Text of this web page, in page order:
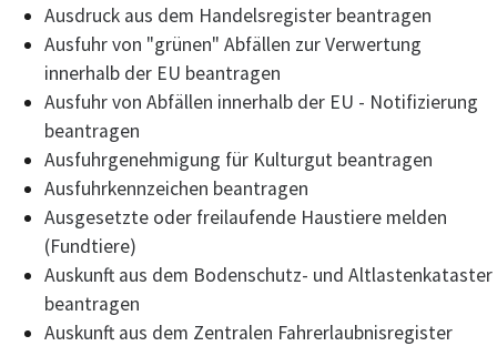
Ausdruck aus dem Handelsregister beantragen
Ausfuhr von "grünen" Abfällen zur Verwertung
innerhalb der EU beantragen
Ausfuhr von Abfällen innerhalb der EU - Notifizierung
beantragen
Ausfuhrgenehmigung für Kulturgut beantragen
Ausfuhrkennzeichen beantragen
Ausgesetzte oder freilaufende Haustiere melden
(Fundtiere)
Auskunft aus dem Bodenschutz- und Altlastenkataster
beantragen
Auskunft aus dem Zentralen Fahrerlaubnisregister